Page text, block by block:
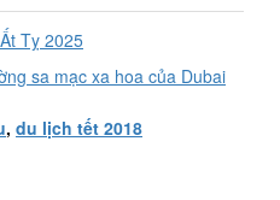
Tỵ 2025
sa mạc xa hoa của Dubai
, du lịch tết 2018